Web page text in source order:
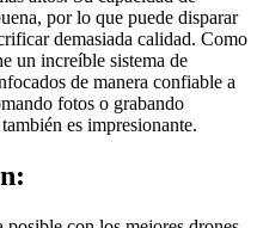
por lo que puede disparar
demasiada calidad. Como
un increíble sistema de
de manera confiable a
fotos o grabando
es impresionante.